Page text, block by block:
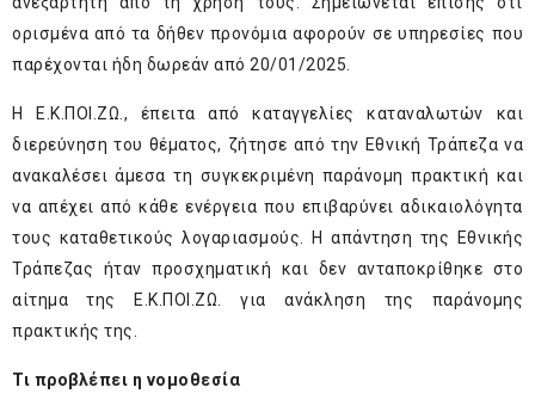
ορισμένα από τα δήθεν προνόμια αφορούν σε υπηρεσίες που
παρέχονται ήδη δωρεάν από 20/01/2025.
Η Ε.Κ.ΠΟΙ.ΖΩ., έπειτα από καταγγελίες καταναλωτών και
διερεύνηση του θέματος, ζήτησε από την Εθνική Τράπεζα να
ανακαλέσει άμεσα τη συγκεκριμένη παράνομη πρακτική και
να απέχει από κάθε ενέργεια που επιβαρύνει αδικαιολόγητα
τους καταθετικούς λογαριασμούς. Η απάντηση της Εθνικής
Τράπεζας ήταν προσχηματική και δεν ανταποκρίθηκε στο
αίτημα της Ε.Κ.ΠΟΙ.ΖΩ. για ανάκληση της παράνομης
πρακτικής της.
Τι προβλέπει η νομοθεσία